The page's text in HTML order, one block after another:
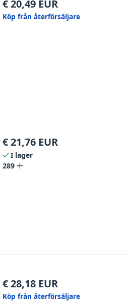
€20,49 EUR
Köp från återförsäljare
€21,76 EUR
I lager
289
€28,18 EUR
Köp från återförsäljare